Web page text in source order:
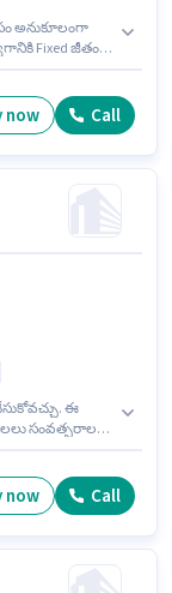
అనుకూలంగా
Fixed జీతం
నియామకం
now Call
ఈ
సంవత్సరాల
గుర్గావ్
now Call